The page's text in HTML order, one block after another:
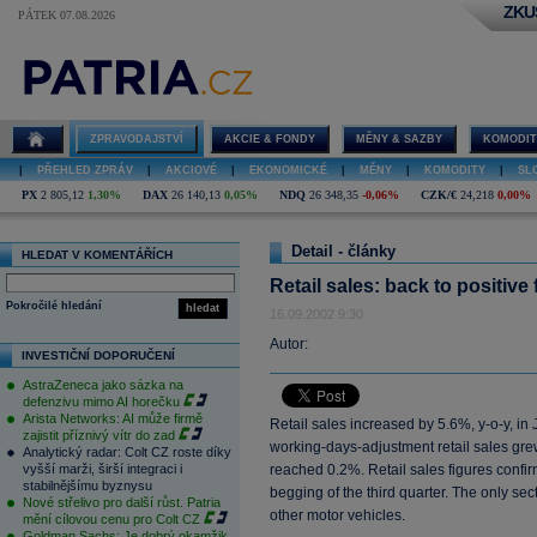
PÁTEK 07.08.2026
ZPRAVODAJSTVÍ AKCIE & FONDY MĚNY & SAZBY
PŘEHLED ZPRÁV AKCIOVÉ EKONOMICKÉ MĚNY KOMODITY
PX 2 805,12 1,30% DAX 26 140,13 0,05% NDQ 26 348,35 -0,06% CZK/€ 24,218 0,00%
HLEDAT V KOMENTÁŘÍCH
hledat
Pokročilé hledání
INVESTIČNÍ DOPORUČENÍ
AstraZeneca jako sázka na
defenzivu mimo AI horečku
Arista Networks: AI může firmě
zajistit příznivý vítr do zad
Analytický radar: Colt CZ roste díky
vyšší marži, širší integraci i
stabilnějšímu byznysu
Nové střelivo pro další růst. Patria
mění cílovou cenu pro Colt CZ
Detail - články
Retail sales: back to positive
16.09.2002 9:30
Autor:
Retail sales increased by 5.6%, y-o-y,
working-days-adjustment retail sales
reached 0.2%. Retail sales figures
begging of the third quarter. The only
other motor vehicles.